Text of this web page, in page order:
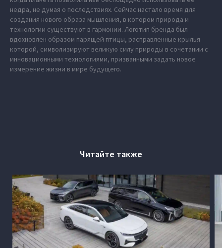
недра, не думая о последствиях. Сейчас настало время для
создания нового образа мышления, в котором природа и
технологии существуют в гармонии. Логотип бренда был
вдохновлен образом парящей птицы, расправленные крылья
которой, символизируют великую силу природы в сочетании с
инновационными технологиями, призванными задать новое
измерение жизни в мире будущего.
Читайте также